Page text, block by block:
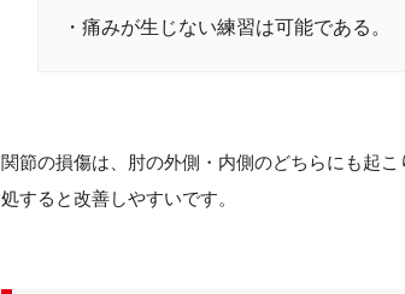
・痛みが生じない練習は可能である。
関節の損傷は、肘の外側・内側のどちらにも起
処すると改善しやすいです。